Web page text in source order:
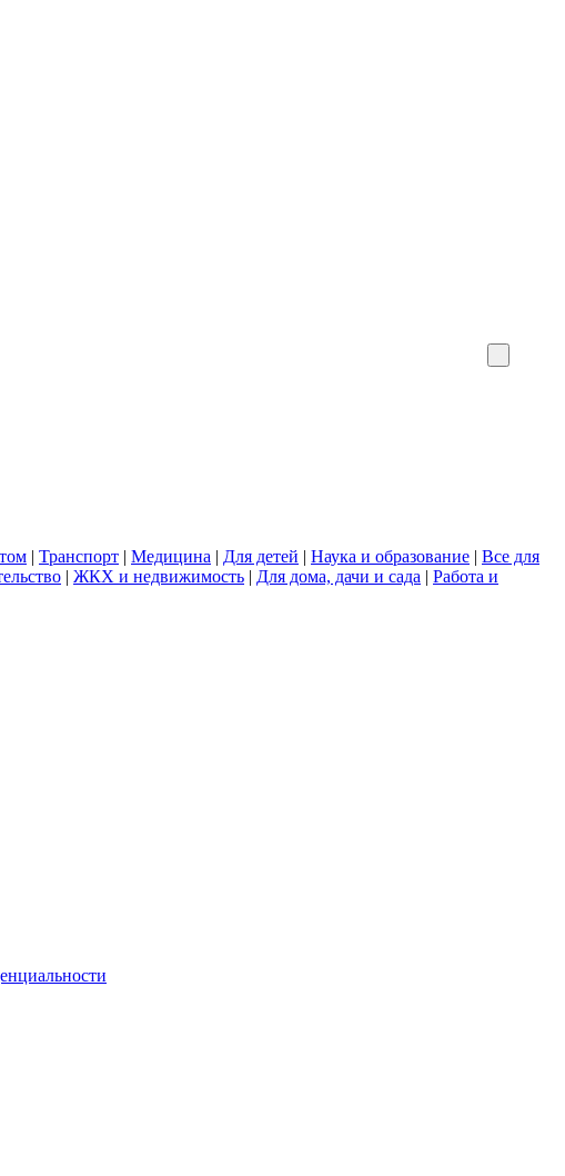
| Транспорт | Медицина | Для детей | Наука и образование | Все для
| ЖКХ и недвижимость | Для дома, дачи и сада | Работа и